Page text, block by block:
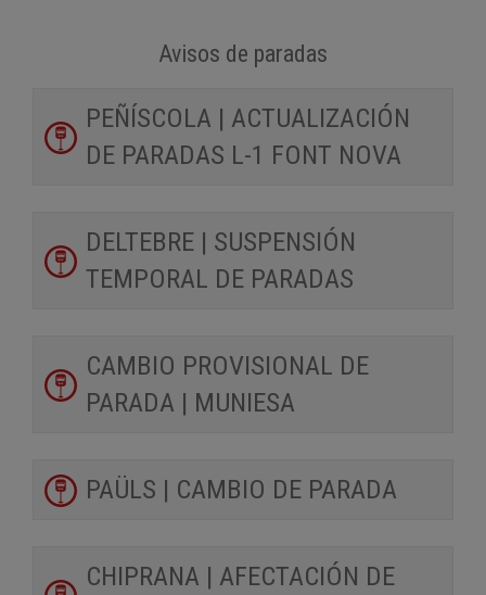
Avisos de paradas
PEÑÍSCOLA | ACTUALIZACIÓN
DE PARADAS L-1 FONT NOVA
DELTEBRE | SUSPENSIÓN
TEMPORAL DE PARADAS
CAMBIO PROVISIONAL DE
PARADA | MUNIESA
PAÜLS | CAMBIO DE PARADA
CHIPRANA | AFECTACIÓN DE